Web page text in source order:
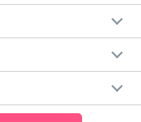
오키나와에 오면 빼
는 액티비티를 선택하실
입니다. 안전장비와 가이